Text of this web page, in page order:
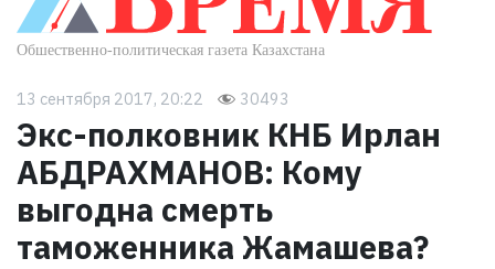
13 сентября 2017, 20:22 30493
Экс-полковник КНБ Ирлан
АБДРАХМАНОВ: Кому
выгодна смерть
таможенника Жамашева?